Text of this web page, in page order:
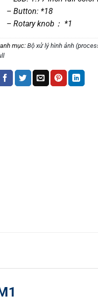
– Button: *18
– Rotary knob： *1
mục:Bộ xử lý hình ảnh